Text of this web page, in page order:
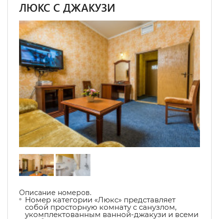
ЛЮКС С ДЖАКУЗИ
Описание номеров.
Номер категории «Люкс» представляет
собой просторную комнату с санузлом,
укомплектованным ванной-джакузи и всеми